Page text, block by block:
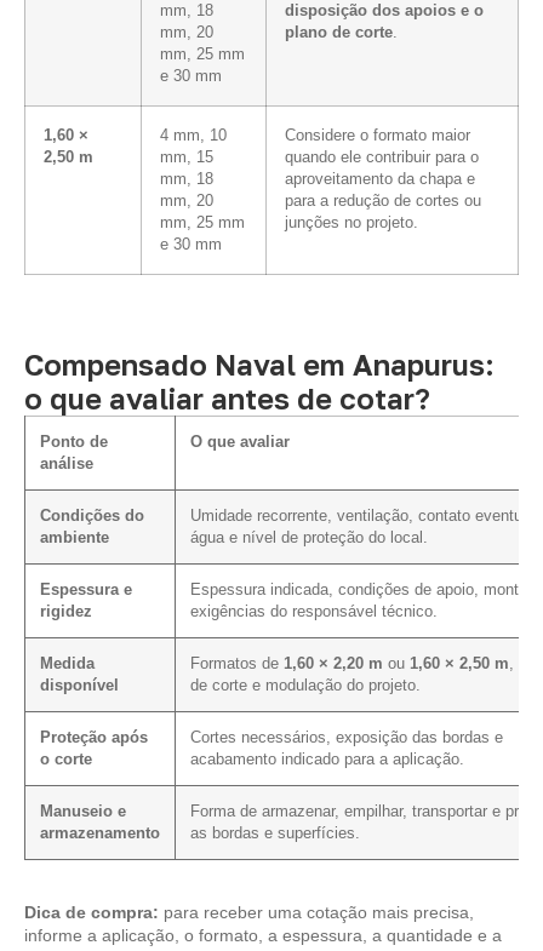
mm, 18
mm, 20
mm, 25 mm
e 30 mm
disposição dos apoios e o
plano de corte.
1,60 ×
2,50 m
4 mm, 10
mm, 15
mm, 18
mm, 20
mm, 25 mm
e 30 mm
Considere o formato maior
quando ele contribuir para o
aproveitamento da chapa e
para a redução de cortes ou
junções no projeto.
Compensado Naval em Anapurus:
o que avaliar antes de cotar?
Ponto de
análise
O que avaliar
Condições do
ambiente
Umidade recorrente, ventilação, contato eventual
água e nível de proteção do local.
Espessura e
rigidez
Espessura indicada, condições de apoio,
exigências do responsável técnico.
Medida
disponível
Formatos de 1,60 × 2,20 m ou 1,60 × 2,50 m,
de corte e modulação do projeto.
Proteção após
o corte
Cortes necessários, exposição das bordas e
acabamento indicado para a aplicação.
Manuseio e
armazenamento
Forma de armazenar, empilhar, transportar e
as bordas e superfícies.
Dica de compra: para receber uma cotação mais precisa,
informe a aplicação, o formato, a espessura, a quantidade e a